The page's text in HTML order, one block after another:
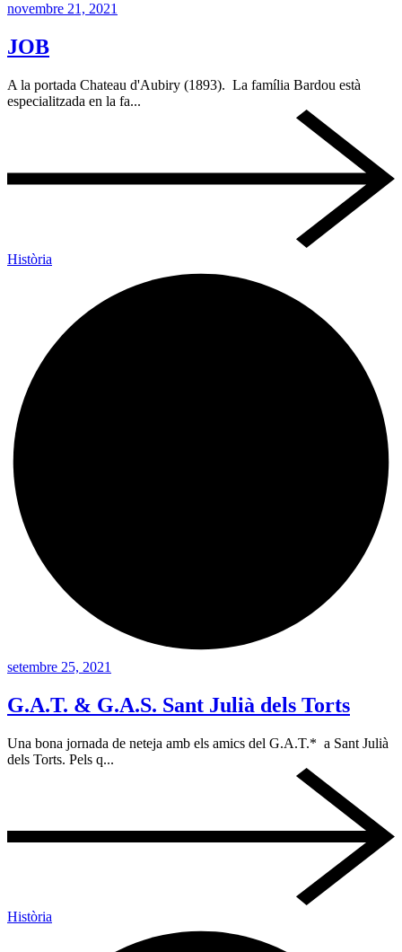
novembre 21, 2021
JOB
A la portada Chateau d'Aubiry (1893). La família Bardou està
especialitzada en la fa...
Història
setembre 25, 2021
G.A.T. & G.A.S. Sant Julià dels Torts
Una bona jornada de neteja amb els amics del G.A.T.* a Sant Julià
dels Torts. Pels q...
Història